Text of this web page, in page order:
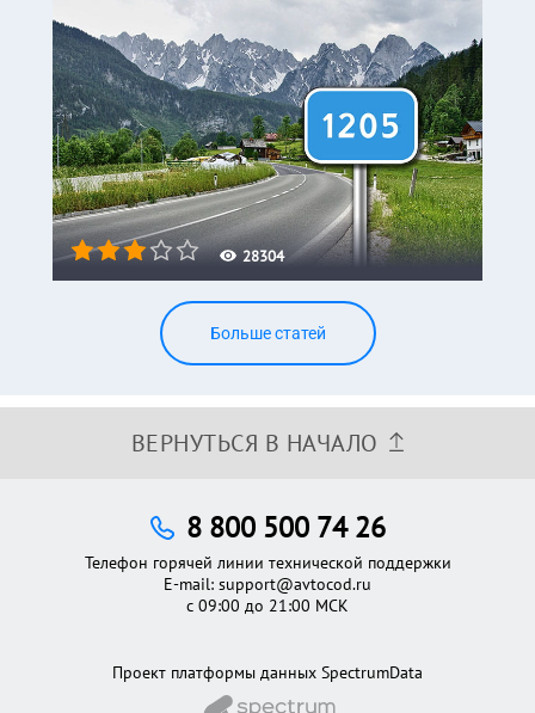
28304
Больше статей
ВЕРНУТЬСЯ В НАЧАЛО
Проект платформы данных SpectrumData
8 800 500 74 26
Телефон горячей линии технической поддержки
E-mail: support@avtocod.ru
с 09:00 до 21:00 МСК